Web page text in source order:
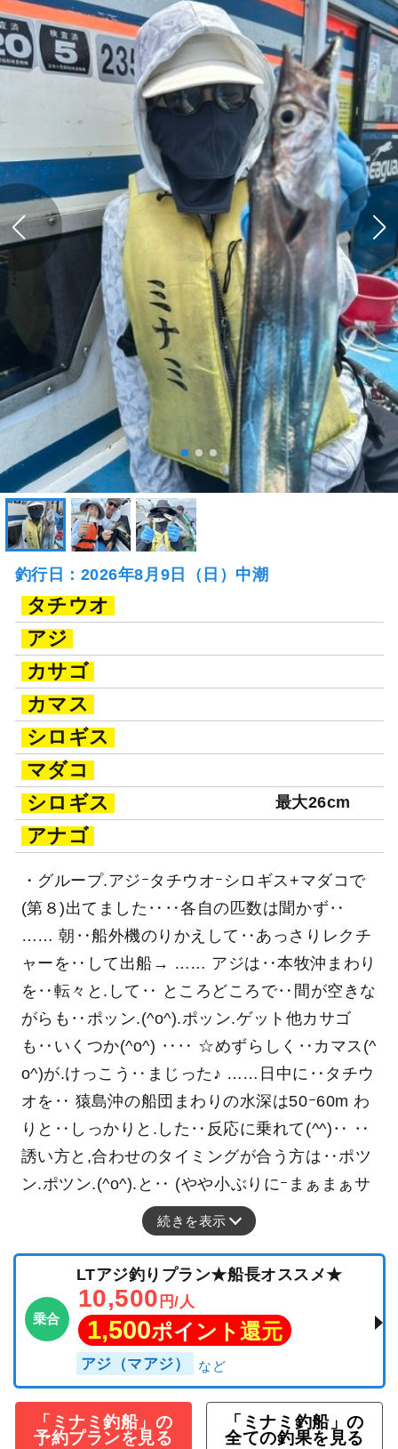
釣行日：2026年8月9日（日）中潮
タチウオ
アジ
カサゴ
カマス
シロギス
マダコ
シロギス
最大26cm
アナゴ
・グループ.アジｰタチウオｰシロギス+マダコで
(第８)出てました‥‥各自の匹数は聞かず‥
…… 朝‥船外機のりかえして‥あっさりレクチ
ャーを‥して出船→ …… アジは‥本牧沖まわり
を‥転々と.して‥ ところどころで‥間が空きな
がらも‥ポッン.(^o^).ポッン.ゲット他カサゴ
も‥いくつか(^o^) ‥‥ ☆めずらしく‥カマス(^
o^)が.けっこう‥まじった♪ ……日中に‥タチウ
オを‥ 猿島沖の船団まわりの水深は50ｰ60m わ
りと‥しっかりと.した‥反応に乗れて(^^)‥ ‥
誘い方と,合わせのタイミングが合う方は‥ポツ
ン.ポツン.(^o^).と‥ (やや小ぶりにｰまぁまぁサ
続きを表示
乗合
LTアジ釣りプラン★船長オススメ★
10,500 円/人
1,500ポイント還元
アジ（マアジ）
「ミナミ釣船」の
予約プランを見る
「ミナミ釣船」の
全ての釣果を見る